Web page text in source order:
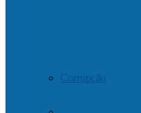
Corrupção